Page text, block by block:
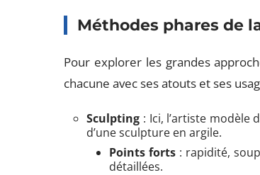
Méthodes phares de
Pour explorer les grandes
chacune avec ses atouts et ses
Sculpting : Ici, l’artiste modèle
d’une sculpture en argile.
Points forts : rapidité,
détaillées.